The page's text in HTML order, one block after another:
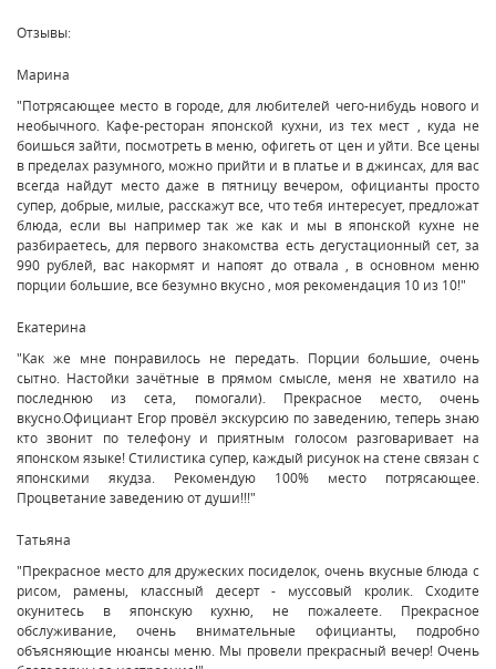
Отзывы:
Марина
"Потрясающее место в городе, для любителей чего-нибудь нового и
необычного. Кафе-ресторан японской кухни, из тех мест , куда не
боишься зайти, посмотреть в меню, офигеть от цен и уйти. Все цены
в пределах разумного, можно прийти и в платье и в джинсах, для вас
всегда найдут место даже в пятницу вечером, официанты просто
супер, добрые, милые, расскажут все, что тебя интересует, предложат
блюда, если вы например так же как и мы в японской кухне не
разбираетесь, для первого знакомства есть дегустационный сет, за
990 рублей, вас накормят и напоят до отвала , в основном меню
порции большие, все безумно вкусно , моя рекомендация 10 из 10!"
Екатерина
"Как же мне понравилось не передать. Порции большие, очень
сытно. Настойки зачётные в прямом смысле, меня не хватило на
последнюю из сета, помогали). Прекрасное место, очень
вкусно.Официант Егор провёл экскурсию по заведению, теперь знаю
кто звонит по телефону и приятным голосом разговаривает на
японском языке! Стилистика супер, каждый рисунок на стене связан с
японскими якудза. Рекомендую 100% место потрясающее.
Процветание заведению от души!!!"
Татьяна
"Прекрасное место для дружеских посиделок, очень вкусные блюда с
рисом, рамены, классный десерт - муссовый кролик. Сходите
окунитесь в японскую кухню, не пожалеете. Прекрасное
обслуживание, очень внимательные официанты, подробно
объясняющие нюансы меню. Мы провели прекрасный вечер! Очень